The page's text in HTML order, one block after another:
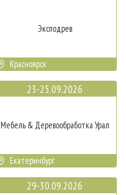
Эксподрев
Красноярск
23-25.09.2026
Мебель & Деревообработка Урал
Екатеринбург
29-30.09.2026